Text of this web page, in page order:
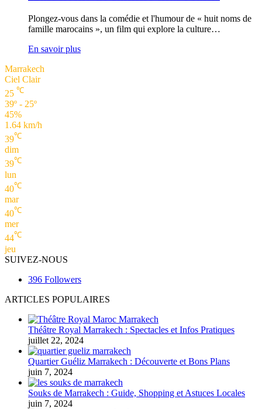
Plongez-vous dans la comédie et l'humour de « huit noms de
famille marocains », un film qui explore la culture…
En savoir plus
Marrakech
Ciel Clair
25 ℃
39º - 25º
45%
1.64 km/h
39℃
dim
39℃
lun
40℃
mar
40℃
mer
44℃
jeu
SUIVEZ-NOUS
396 Followers
ARTICLES POPULAIRES
Théâtre Royal Marrakech : Spectacles et Infos Pratiques
juillet 22, 2024
Quartier Guéliz Marrakech : Découverte et Bons Plans
juin 7, 2024
Souks de Marrakech : Guide, Shopping et Astuces Locales
juin 7, 2024